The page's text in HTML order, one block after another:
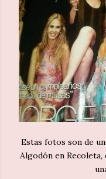
Estas fotos son de
Algodón en